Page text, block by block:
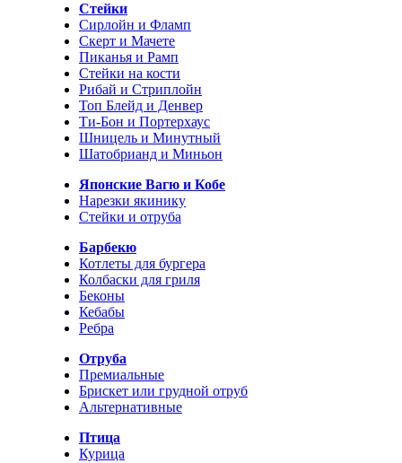
Стейки
Сирлойн и Фламп
Скерт и Мачете
Пиканья и Рамп
Стейки на кости
Рибай и Стриплойн
Топ Блейд и Денвер
Ти-Бон и Портерхаус
Шницель и Минутный
Шатобрианд и Миньон
Японские Вагю и Кобе
Нарезки якинику
Стейки и отруба
Барбекю
Котлеты для бургера
Колбаски для гриля
Беконы
Кебабы
Ребра
Отруба
Премиальные
Брискет или грудной отруб
Альтернативные
Птица
Курица